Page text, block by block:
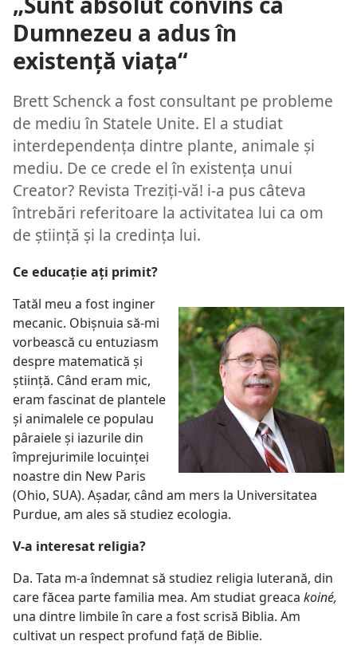
Dumnezeu a adus în
existenţă viaţa“
Brett Schenck a fost consultant pe probleme
de mediu în Statele Unite. El a studiat
interdependenţa dintre plante, animale şi
mediu. De ce crede el în existenţa unui
Creator? Revista Treziţi-vă! i-a pus câteva
întrebări referitoare la activitatea lui ca om
de ştiinţă şi la credinţa lui.
Ce educaţie aţi primit?
Tatăl meu a fost inginer
mecanic. Obişnuia să-mi
vorbească cu entuziasm
despre matematică şi
ştiinţă. Când eram mic,
eram fascinat de plantele
şi animalele ce populau
pâraiele şi iazurile din
împrejurimile locuinţei
noastre din New Paris
(Ohio, SUA). Aşadar, când am mers la Universitatea
Purdue, am ales să studiez ecologia.
V-a interesat religia?
Da. Tata m-a îndemnat să studiez religia luterană, din
care făcea parte familia mea. Am studiat greaca koiné,
una dintre limbile în care a fost scrisă Biblia. Am
cultivat un respect profund faţă de Biblie.